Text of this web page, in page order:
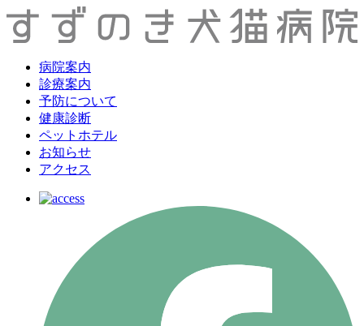
病院案内
診療案内
予防について
健康診断
ペットホテル
お知らせ
アクセス